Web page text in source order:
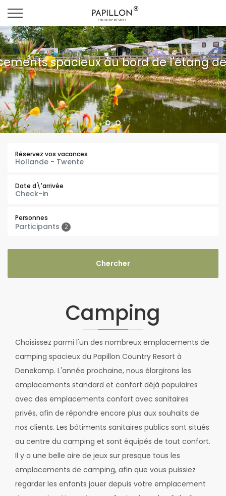
spacieux au bord de l'étang
Réservez vos vacances
Date d\'arrivée
Personnes
Participants 2
Camping
Choisissez parmi l'un des nombreux emplacements de
camping spacieux du Papillon Country Resort à
Denekamp. L'année prochaine, nous élargirons les
emplacements standard et confort déjà populaires
avec des emplacements confort avec sanitaires
privés, afin de répondre encore plus aux souhaits de
nos clients. Les bâtiments sanitaires publics sont situés
au centre du camping et sont équipés de tout confort.
Il y a une belle aire de jeux sur presque tous les
emplacements de camping, afin que vous puissiez
regarder les enfants jouer depuis votre emplacement